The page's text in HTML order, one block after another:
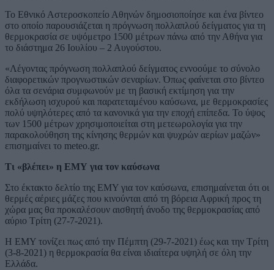
Το Εθνικό Αστεροσκοπείο Αθηνών δημοσιοποίησε και ένα βίντεο
στο οποίο παρουσιάζεται η πρόγνωση πολλαπλού δείγματος για τη
θερμοκρασία σε υψόμετρο 1500 μέτρων πάνω από την Αθήνα για
το διάστημα 26 Ιουλίου – 2 Αυγούστου.
«Λέγοντας πρόγνωση πολλαπλού δείγματος εννοούμε το σύνολο
διαφορετικών προγνωστικών σεναρίων. Όπως φαίνεται στο βίντεο
όλα τα σενάρια συμφωνούν με τη βασική εκτίμηση για την
εκδήλωση ισχυρού και παρατεταμένου καύσωνα, με θερμοκρασίες
πολύ υψηλότερες από τα κανονικά για την εποχή επίπεδα. Το ύψος
των 1500 μέτρων χρησιμοποιείται στη μετεωρολογία για την
παρακολούθηση της κίνησης θερμών και ψυχρών αερίων μαζών»
επισημαίνει το meteo.gr.
Τι «βλέπει» η ΕΜΥ για τον καύσωνα
Στο έκτακτο δελτίο της ΕΜΥ για τον καύσωνα, επισημαίνεται ότι οι
θερμές αέριες μάζες που κινούνται από τη βόρεια Αφρική προς τη
χώρα μας θα προκαλέσουν αισθητή άνοδο της θερμοκρασίας από
αύριο Τρίτη (27-7-2021).
Η ΕΜΥ τονίζει πως από την Πέμπτη (29-7-2021) έως και την Τρίτη
(3-8-2021) η θερμοκρασία θα είναι ιδιαίτερα υψηλή σε όλη την
Ελλάδα.